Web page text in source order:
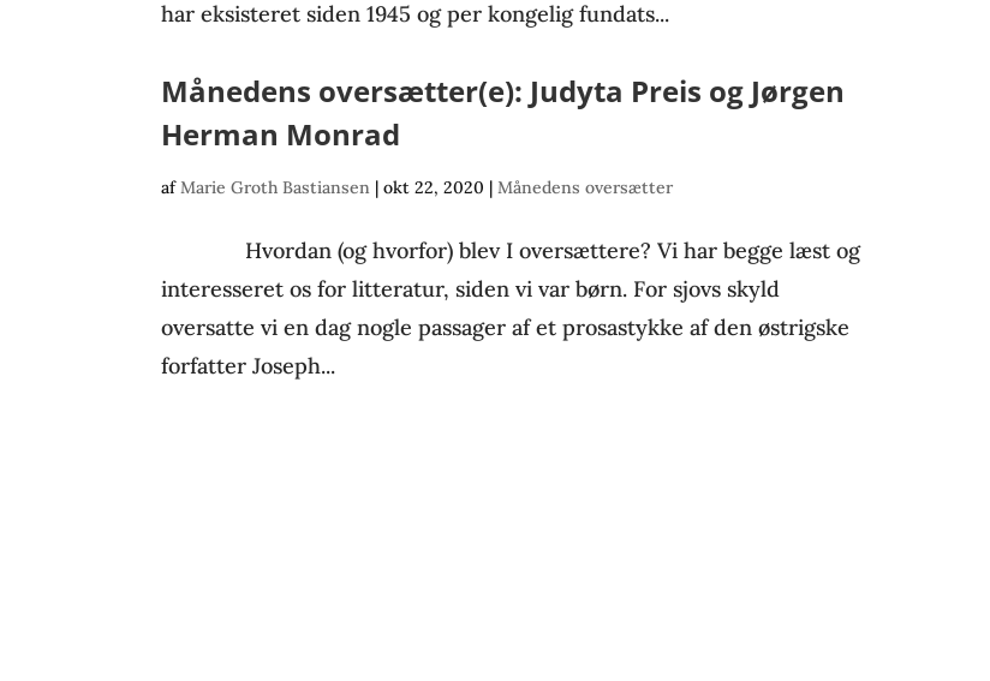
har eksisteret siden 1945 og per kongelig fundats...
Månedens oversætter(e): Judyta Preis og Jørgen
Herman Monrad
afMarie Groth Bastiansen |okt 22, 2020 |Månedens oversætter
Hvordan (og hvorfor) blev I oversættere? Vi har begge læst og
interesseret os for litteratur, siden vi var børn. For sjovs skyld
oversatte vi en dag nogle passager af et prosastykke af den østrigske
forfatter Joseph...